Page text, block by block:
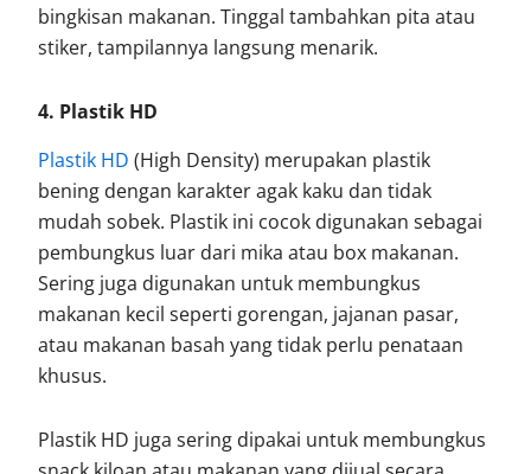
bingkisan makanan. Tinggal tambahkan pita atau
stiker, tampilannya langsung menarik.
4. Plastik HD
Plastik HD (High Density) merupakan plastik
bening dengan karakter agak kaku dan tidak
mudah sobek. Plastik ini cocok digunakan sebagai
pembungkus luar dari mika atau box makanan.
Sering juga digunakan untuk membungkus
makanan kecil seperti gorengan, jajanan pasar,
atau makanan basah yang tidak perlu penataan
khusus.
Plastik HD juga sering dipakai untuk membungkus